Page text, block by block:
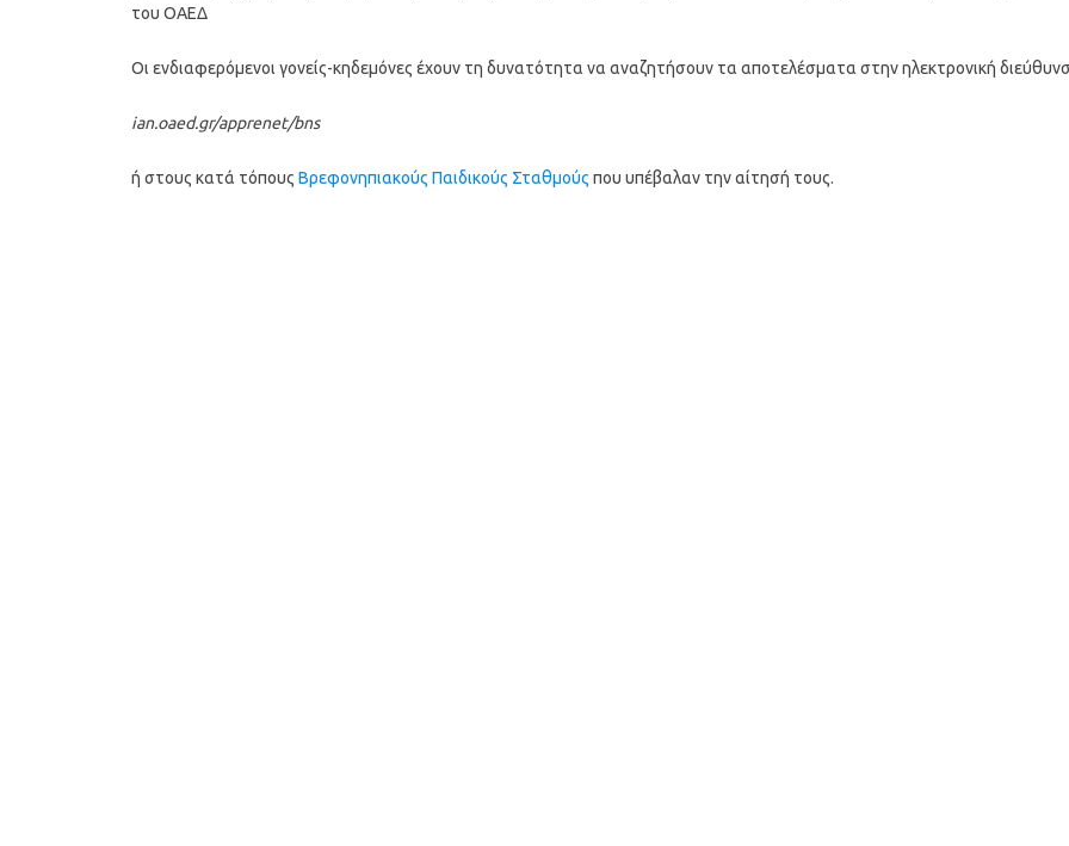
του ΟΑΕΔ
Οι ενδιαφερόμενοι γονείς-κηδεμόνες έχουν τη δυνατότητα να αναζητήσουν τα αποτελέσματα στην ηλεκτρονική
ian.oaed.gr/apprenet/bns
ή στους κατά τόπους Βρεφονηπιακούς Παιδικούς Σταθμούς που υπέβαλαν την αίτησή τους.